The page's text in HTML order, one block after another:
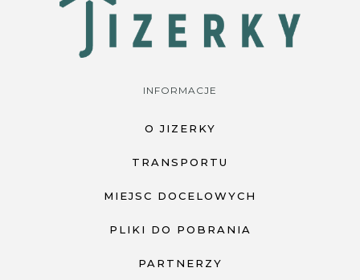
INFORMACJE
O JIZERKY
TRANSPORTU
MIEJSC DOCELOWYCH
PLIKI DO POBRANIA
PARTNERZY